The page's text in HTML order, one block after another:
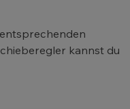
kannst du